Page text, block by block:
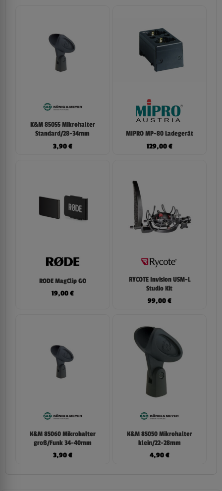
K&M 85055 Mikrohalter
Standard/28-34mm
3,90€
MIPRO MP-80 Ladegerät
129,00€
RODE MagClip GO
19,00€
RYCOTE Invision USM-L
Studio Kit
99,00€
K&M 85060 Mikrohalter
groß/Funk 34-40mm
3,90€
K&M 85050 Mikrohalter
klein/22-28mm
4,90€